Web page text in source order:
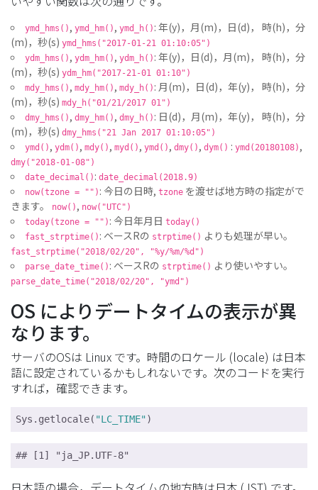
ymd_hms() , ymd_hm() , ymd_h() : 年(y)，月(m)，日(d)， 時(h)，分
(m)，秒(s) ymd_hms("2017-01-21 01:10:05")
ydm_hms() , ydm_hm() , ydm_h() : 年(y)，日(d)，月(m)， 時(h)，分
(m)，秒(s) ydm_hm("2017-21-01 01:10")
mdy_hms() , mdy_hm() , mdy_h() : 月(m)，日(d)，年(y)， 時(h)，分
(m)，秒(s) mdy_h("01/21/2017 01")
dmy_hms() , dmy_hm() , dmy_h() : 日(d)，月(m)，年(y)， 時(h)，分
(m)，秒(s) dmy_hms("21 Jan 2017 01:10:05")
ymd() , ydm() , mdy() , myd() , ymd() , dmy() , dym() : ymd(20180108) ,
dmy("2018-01-08")
date_decimal() : date_decimal(2018.9)
now(tzone = "") : 今日の日時, tzone を渡せば地方時の指定がで
きます。
now() , now("UTC")
today(tzone = "") : 今日年月日 today()
fast_strptime() : ベースRの strptime() よりも処理が早い。
fast_strptime("2018/02/20", "%y/%m/%d")
parse_date_time() : ベースRの strptime() より使いやすい。
parse_date_time("2018/02/20", "ymd")
OS によりデートタイムの表示が異
なります。
サーバのOSは Linux です。時間のロケール (locale) は日本
語に設定されているかもしれないです。次のコードを実行
すれば，確認できます。
Sys.getlocale( "LC_TIME")
## [1] "ja_JP.UTF-8"